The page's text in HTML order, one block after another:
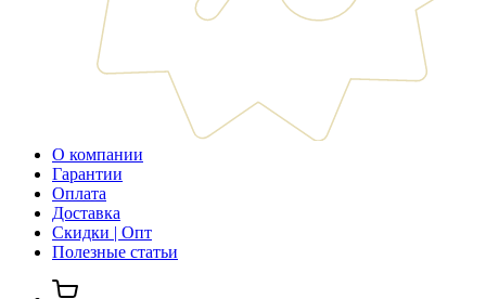
О компании
Гарантии
Оплата
Доставка
Скидки | Опт
Полезные статьи